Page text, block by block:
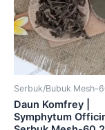
Serbuk/Bubuk Mesh-
Daun Komfrey |
Symphytum